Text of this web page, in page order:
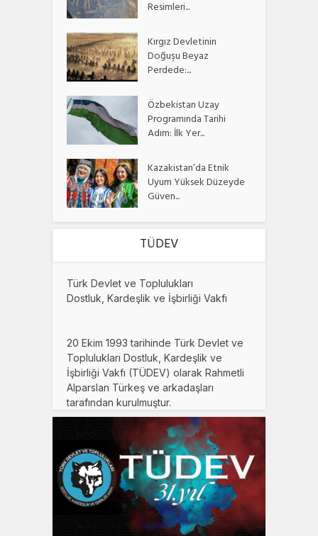
Resimleri...
Kırgız Devletinin
Doğuşu Beyaz
Perdede:...
Özbekistan Uzay
Programında Tarihi
Adım: İlk Yer...
Kazakistan’da Etnik
Uyum Yüksek Düzeyde
Güven...
TÜDEV
Türk Devlet ve Toplulukları
Dostluk, Kardeşlik ve İşbirliği Vakfı
20 Ekim 1993 tarihinde Türk Devlet ve
Toplulukları Dostluk, Kardeşlik ve
İşbirliği Vakfı (TÜDEV) olarak Rahmetli
Alparslan Türkeş ve arkadaşları
tarafından kurulmuştur.